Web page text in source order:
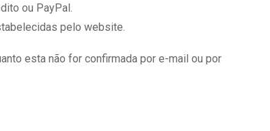
ou PayPal.
pelo website.
esta não for confirmada por e-mail ou por